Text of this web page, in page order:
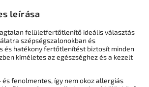
leírása
felületfertőtlenítő ideális választás
szépségszalonokban és
és hatékony fertőtlenítést biztosít minden
kíméletes az egészséghez és a kezelt
fenolmentes, így nem okoz allergiás